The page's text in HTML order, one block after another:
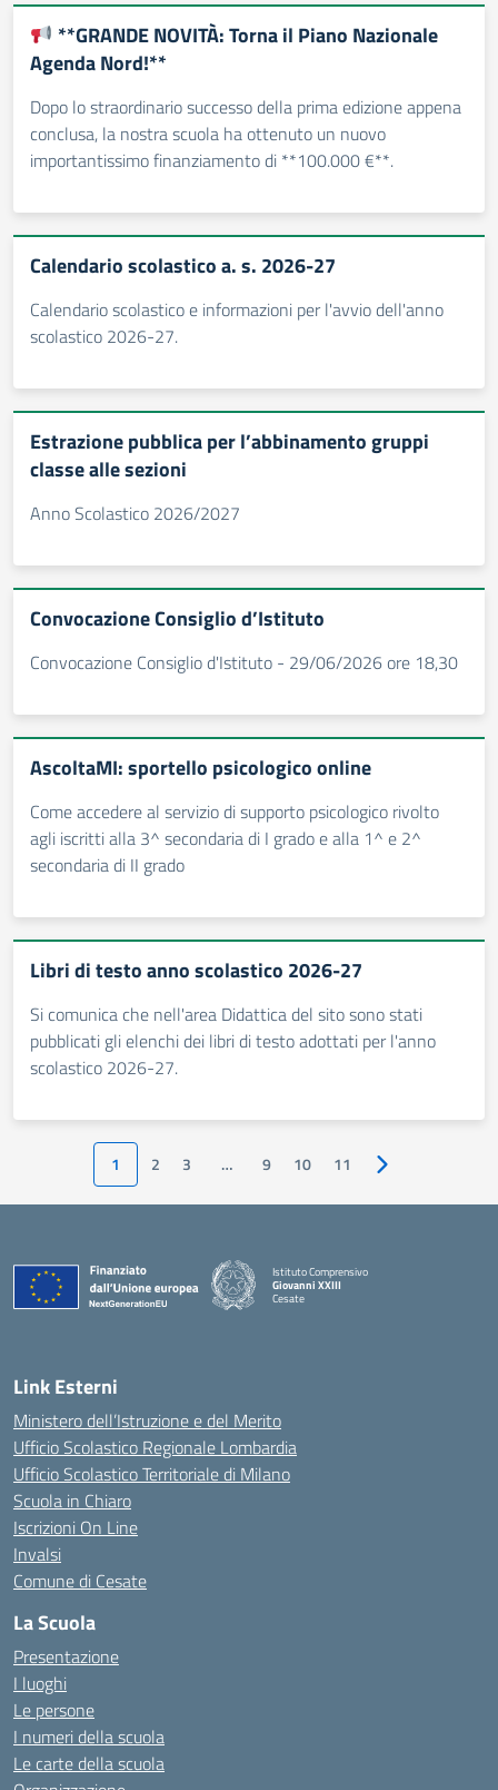
**GRANDE NOVITÀ: Torna il Piano Nazionale
Agenda Nord!**
Dopo lo straordinario successo della prima edizione appena
conclusa, la nostra scuola ha ottenuto un nuovo
importantissimo finanziamento di **100.000 €**.
Calendario scolastico a. s. 2026-27
Calendario scolastico e informazioni per l'avvio dell'anno
scolastico 2026-27.
Estrazione pubblica per l’abbinamento gruppi
classe alle sezioni
Anno Scolastico 2026/2027
Convocazione Consiglio d’Istituto
Convocazione Consiglio d'Istituto - 29/06/2026 ore 18,30
AscoltaMI: sportello psicologico online
Come accedere al servizio di supporto psicologico rivolto
agli iscritti alla 3^ secondaria di I grado e alla 1^ e 2^
secondaria di II grado
Libri di testo anno scolastico 2026-27
Si comunica che nell'area Didattica del sito sono stati
pubblicati gli elenchi dei libri di testo adottati per l'anno
scolastico 2026-27.
1 2 3 … 9 10 11 Pagina
Istituto Comprensivo
Giovanni XXIII
Cesate
Link Esterni
Ministero dell’Istruzione e del Merito
Ufficio Scolastico Regionale Lombardia
Ufficio Scolastico Territoriale di Milano
Scuola in Chiaro
Iscrizioni On Line
Invalsi
Comune di Cesate
La Scuola
Presentazione
I luoghi
Le persone
I numeri della scuola
Le carte della scuola